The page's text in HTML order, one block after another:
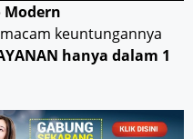
Modern
keuntungannya
hanya dalam 1